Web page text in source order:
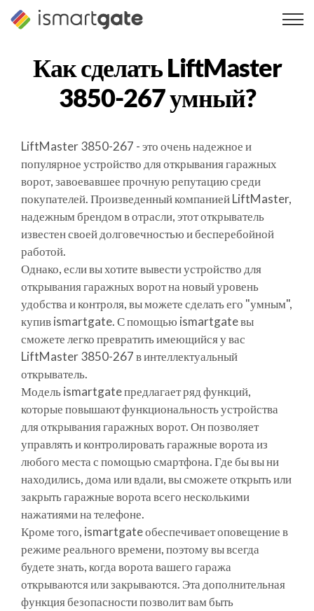
Перейти
Как сделатьLiftMaster
3850-267умный?
LiftMaster 3850-267 - это очень надежное и
популярное устройство для открывания гаражных
ворот, завоевавшее прочную репутацию среди
покупателей. Произведенный компанией LiftMaster,
надежным брендом в отрасли, этот открыватель
известен своей долговечностью и бесперебойной
работой.
Однако, если вы хотите вывести устройство для
открывания гаражных ворот на новый уровень
удобства и контроля, вы можете сделать его "умным",
купив ismartgate. С помощью ismartgate вы
сможете легко превратить имеющийся у вас
LiftMaster 3850-267 в интеллектуальный
открыватель.
Модель ismartgate предлагает ряд функций,
которые повышают функциональность устройства
для открывания гаражных ворот. Он позволяет
управлять и контролировать гаражные ворота из
любого места с помощью смартфона. Где бы вы ни
находились, дома или вдали, вы сможете открыть или
закрыть гаражные ворота всего несколькими
нажатиями на телефоне.
Кроме того, ismartgate обеспечивает оповещение в
режиме реального времени, поэтому вы всегда
будете знать, когда ворота вашего гаража
открываются или закрываются. Эта дополнительная
функция безопасности позволит вам быть